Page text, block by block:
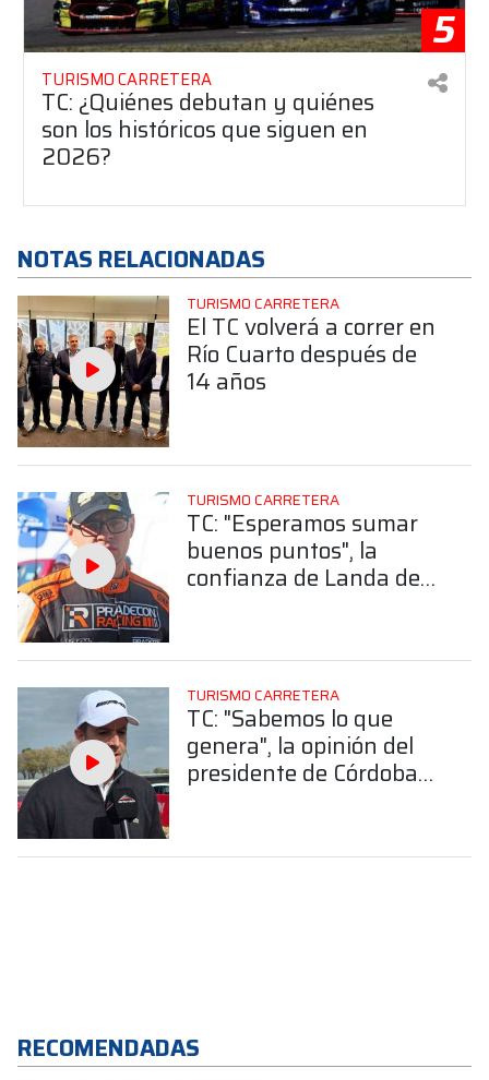
5
TURISMO CARRETERA
TC: ¿Quiénes debutan y quiénes
son los históricos que siguen en
2026?
NOTAS RELACIONADAS
TURISMO CARRETERA
El TC volverá a correr en
Río Cuarto después de
14 años
TURISMO CARRETERA
TC: "Esperamos sumar
buenos puntos", la
confianza de Landa de
TURISMO CARRETERA
TC: "Sabemos lo que
genera", la opinión del
presidente de Córdoba
RECOMENDADAS